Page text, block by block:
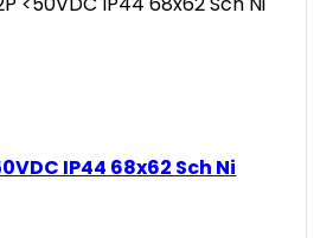
IP44 68x62 Sch Ni